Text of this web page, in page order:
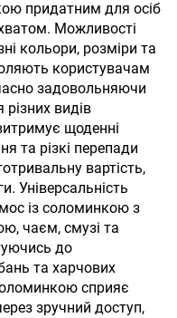
придатним для осіб
Можливості
кольори, розміри та
користувачам
задовольняючи
видів
щоденні
та різкі перепади
вартість,
Універсальність
із соломинкою з
чаєм, смузі та
до
та харчових
сприяє
зручний доступ,